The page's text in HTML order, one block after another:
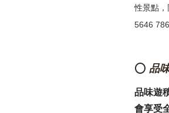
性景點，
5646
⭕ 品
品味遊
會享受